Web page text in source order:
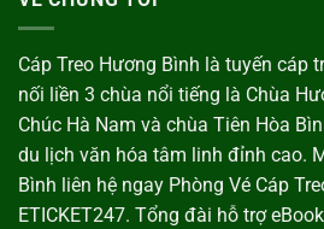
Cáp Treo Hương Bình là tuyến cáp
nối liền 3 chùa nổi tiếng là Chùa
Chúc Hà Nam và chùa Tiên Hòa
du lịch văn hóa tâm linh đỉnh cao.
Bình liên hệ ngay Phòng Vé Cáp
ETICKET247. Tổng đài hỗ trợ